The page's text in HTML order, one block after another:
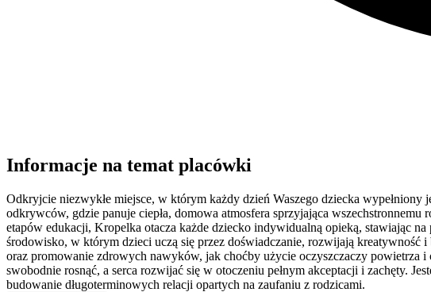
Informacje na temat placówki
Odkryjcie niezwykłe miejsce, w którym każdy dzień Waszego dziecka
odkrywców, gdzie panuje ciepła, domowa atmosfera sprzyjająca
etapów edukacji, Kropelka otacza każde dziecko indywidualną opieką, stawiając
środowisko, w którym dzieci uczą się przez doświadczanie, rozwijają kreatywność i
oraz promowanie zdrowych nawyków, jak choćby użycie oczyszczaczy powietrza i
swobodnie rosnąć, a serca rozwijać się w otoczeniu pełnym akceptacji i zachęty.
budowanie długoterminowych relacji opartych na zaufaniu z rodzicami.